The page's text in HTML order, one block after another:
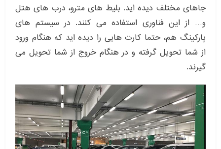
جاهای مختلف دیده اید. بلیط های مترو، درب های هتل
و… از این فناوری استفاده می کنند. در سیستم های
پارکینگ هم، حتما کارت هایی را دیده اید که هنگام ورود
از شما تحویل گرفته و در هنگام خروج از شما تحویل می
گیرند.